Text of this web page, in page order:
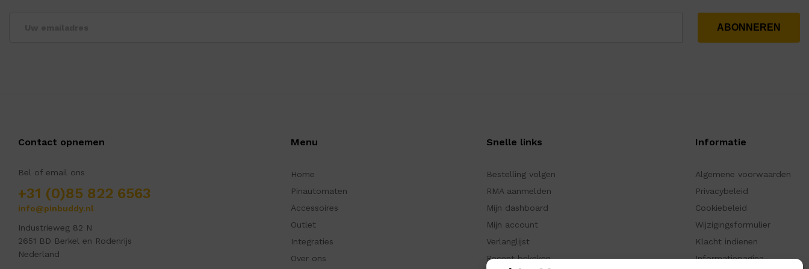
Contact opnemen
Bel of email ons
+31 (0)85 822 6563
info@pinbuddy.nl
Industrieweg 82 N
2651 BD Berkel en Rodenrijs
Nederland
Menu
Home
Pinautomaten
Accessoires
Outlet
Integraties
Over ons
Snelle links
Bestelling volgen
RMA aanmelden
Mijn dashboard
Mijn account
Verlanglijst
Recent bekeken
Informatie
Algemene voorwaarden
Privacybeleid
Cookiebeleid
Wijzigingsformulier
Klacht indienen
Informatiepagina